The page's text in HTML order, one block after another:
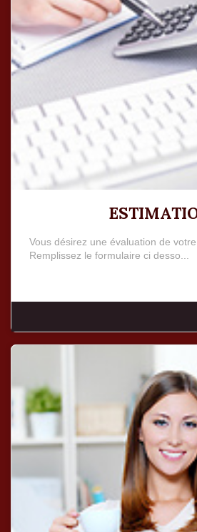
Vous désirez une évaluation de
Remplissez le formulaire ci desso...